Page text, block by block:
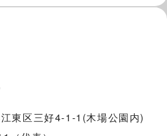
東区三好4-1-1(木場公園内)